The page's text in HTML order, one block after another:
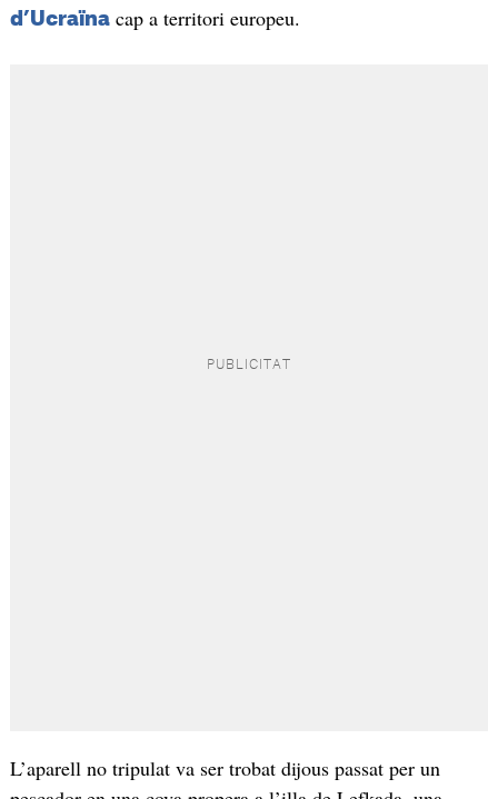
d’Ucraïnacap a territori europeu.
L’aparell no tripulat va ser trobat dijous passat per un